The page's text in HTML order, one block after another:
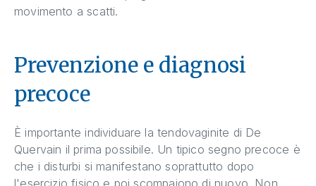
movimento a scatti.
Prevenzione e diagnosi
precoce
È importante individuare la tendovaginite di De
Quervain il prima possibile. Un tipico segno precoce è
che i disturbi si manifestano soprattutto dopo